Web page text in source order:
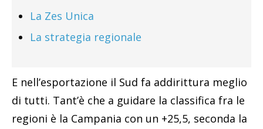
La Zes Unica
La strategia regionale
E nell’esportazione il Sud fa addirittura meglio
di tutti. Tant’è che a guidare la classifica fra le
regioni è la Campania con un +25,5, seconda la